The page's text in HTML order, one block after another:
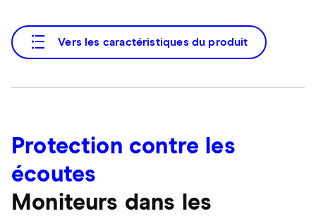
Vers les caractéristiques du produit
Protection contre les
écoutes
Moniteurs dans les